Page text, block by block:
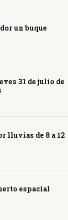
un buque
lluvias de 8 a 12
espacial